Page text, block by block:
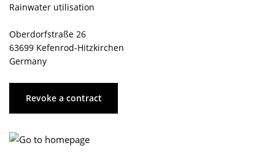
Rainwater utilisation
Oberdorfstraße 26
63699 Kefenrod-Hitzkirchen
Germany
Revoke a contract